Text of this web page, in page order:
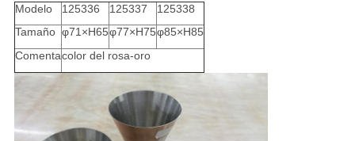
Modelo
125336 125337
125338
Tamaño φ71×H65φ77×H75φ85×H85
Comentacolor del rosa-oro